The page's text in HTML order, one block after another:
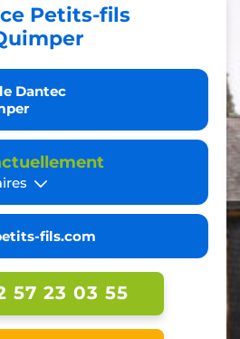
Petits-fils
Dantec
fils.com
57 23 03 55